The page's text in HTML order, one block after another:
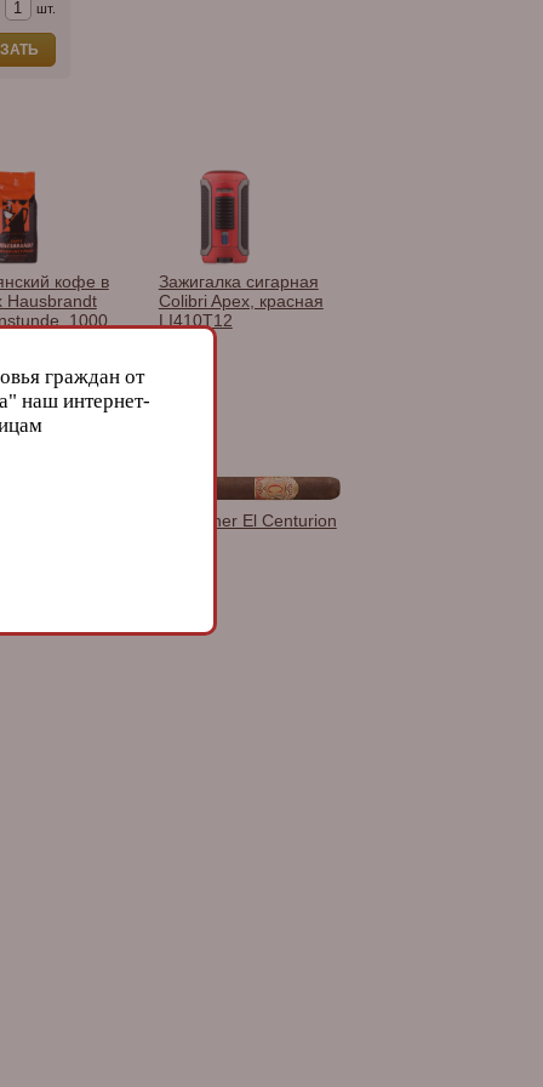
шт.
кофе в
Hausbrandt
1000
Зажигалка сигарная
Colibri Apex, красная
LI410T12
My Father El Centurion
граждан от
наш интернет-